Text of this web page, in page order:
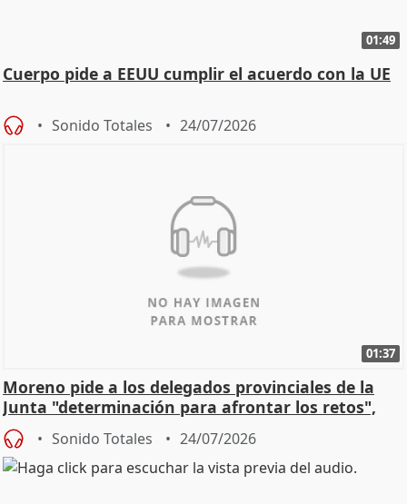
01:49
Cuerpo pide a EEUU cumplir el acuerdo con la UE
Sonido Totales 24/07/2026
01:37
Moreno pide a los delegados provinciales de la
Junta "determinación para afrontar los retos",
diálog
Sonido Totales 24/07/2026